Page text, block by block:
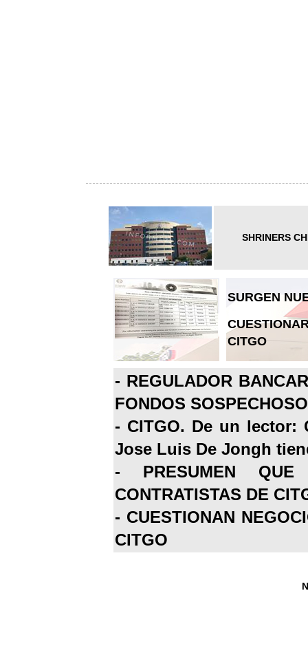
SHRINERS
SURGEN
CITGO
- REGULADOR
FONDOS
- CITGO. De un lector:
Jose Luis De Jongh
- PRESUMEN
CONTRATISTAS DE
- CUESTIONAN
CITGO